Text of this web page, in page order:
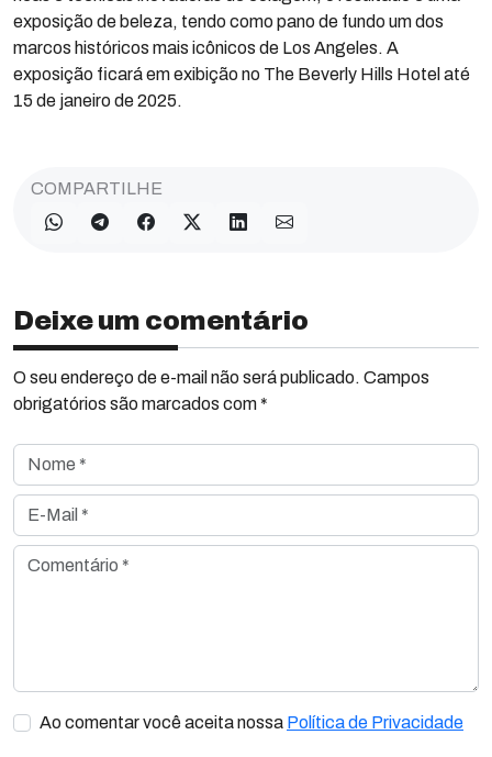
exposição de beleza, tendo como pano de fundo um dos
marcos históricos mais icônicos de Los Angeles. A
exposição ficará em exibição no The Beverly Hills Hotel até
15 de janeiro de 2025.
COMPARTILHE
Deixe um comentário
O seu endereço de e-mail não será publicado. Campos
obrigatórios são marcados com *
Nome *
E-Mail *
Comentário *
Ao comentar você aceita nossa Política de Privacidade